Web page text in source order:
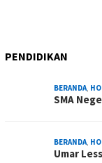
PENDIDIKAN
BERANDA,
SMA
BERANDA,
Umar